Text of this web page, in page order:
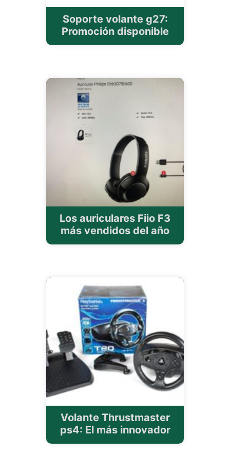
Soporte volante g27:
Promoción disponible
Los auriculares Fiio F3
más vendidos del año
Volante Thrustmaster
ps4: El más innovador